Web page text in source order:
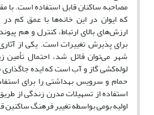
مصاحبه ساکنان قابل استفاده است. با
که ایوان در این خانه‌ها با عمق کم در
ارزش‌های بالای ارتباط، کنترل و هم
برای پذیرش تغییرات است. یکی از
شهر می‌توان قائل شد، احتمال
لوله‌کشی گاز و آب است که ایده
حمام و سرویس بهداشتی را برای
استفاده از تسهیلات مدرن زندگی از
اولیه بومی بواسطه تغییر فرهنگ